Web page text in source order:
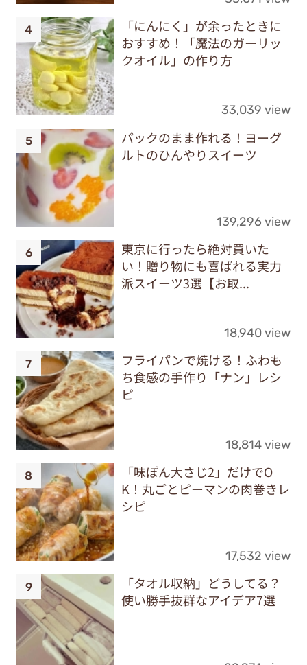
「にんにく」が余ったときに
おすすめ！「魔法のガーリッ
クオイル」の作り方
33,039 view
パックのまま作れる！ヨーグ
ルトのひんやりスイーツ
139,296 view
東京に行ったら絶対買いた
い！贈り物にも喜ばれる実力
派スイーツ3選【お取...
18,940 view
フライパンで焼ける！ふわも
ち食感の手作り「ナン」レシ
ピ
18,814 view
「味ぽん大さじ2」だけでO
K！丸ごとピーマンの肉巻きレ
シピ
17,532 view
「タオル収納」どうしてる？
使い勝手抜群なアイデア7選